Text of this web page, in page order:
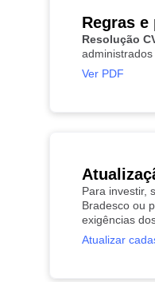
Regras
Resolução
Ver PDF
Para investir,
Bradesco ou
exigências
Atualizar